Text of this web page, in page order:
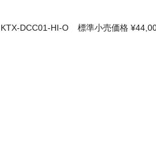
KTX-DCC01-HI-O 標準小売価格